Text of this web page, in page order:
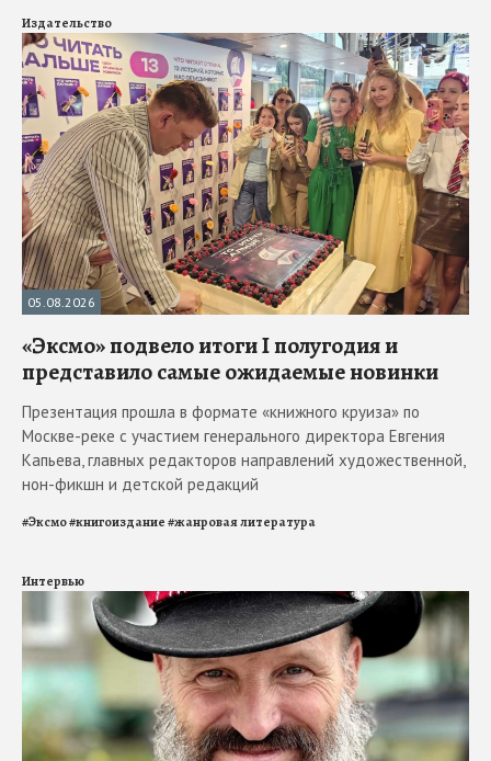
Издательство
05.08.2026
«Эксмо» подвело итоги I полугодия и
представило самые ожидаемые новинки
Презентация прошла в формате «книжного круиза» по
Москве-реке с участием генерального директора Евгения
Капьева, главных редакторов направлений художественной,
нон-фикшн и детской редакций
#Эксмо#книгоиздание#жанровая литература
Интервью